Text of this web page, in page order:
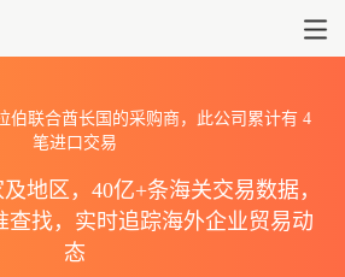
伯联合酋长国的采购商，此公司累计有 4
笔进口交易
地区，40亿+条海关交易数据，
查找，实时追踪海外企业贸易动
态